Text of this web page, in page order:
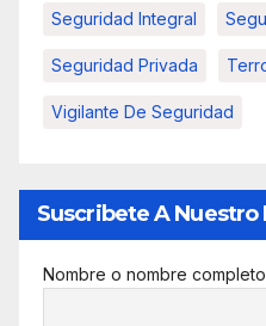
Seguridad Integral
Seguridad Privada
Vigilante De Seguridad
Suscribete A
Nombre o nombre completo